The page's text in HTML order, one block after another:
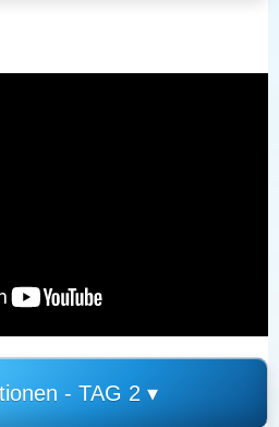
- TAG 2 ▾